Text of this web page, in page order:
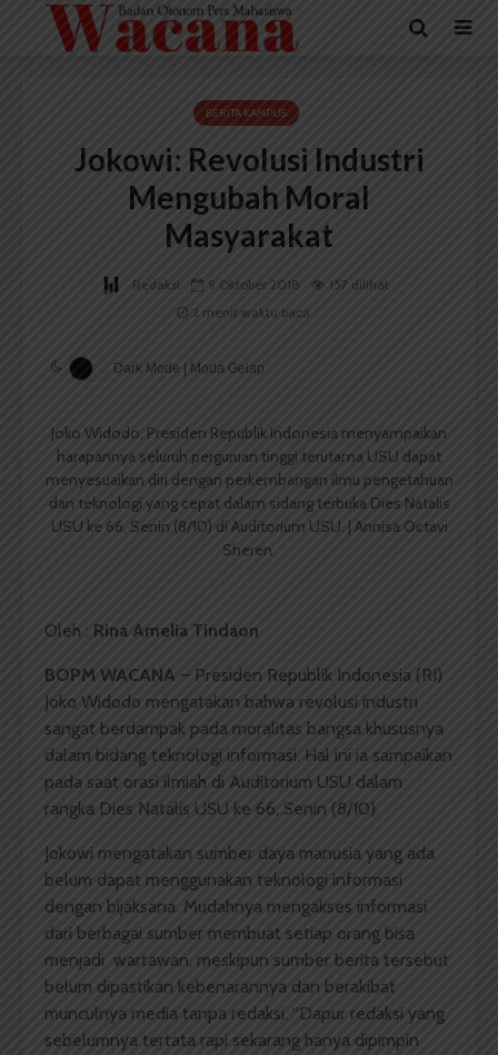
BERITA KAMPUS
Jokowi: Revolusi Industri
Mengubah Moral
Masyarakat
Redaksi 9 Oktober 2018
157 dilihat
2 menit waktu baca
Dark Mode | Moda Gelap
Joko Widodo, Presiden Republik Indonesia menyampaikan
harapannya seluruh perguruan tinggi terutama USU dapat
menyesuaikan diri dengan perkembangan ilmu pengetahuan
dan teknologi yang cepat dalam sidang terbuka Dies Natalis
USU ke 66, Senin (8/10) di Auditorium USU. | Annisa Octavi
Sheren.
Oleh : Rina Amelia Tindaon
BOPM WACANA – Presiden Republik Indonesia (RI)
Joko Widodo mengatakan bahwa revolusi industri
sangat berdampak pada moralitas bangsa khususnya
dalam bidang teknologi informasi. Hal ini ia sampaikan
pada saat orasi ilmiah di Auditorium USU dalam
rangka Dies Natalis USU ke 66, Senin (8/10).
Jokowi mengatakan sumber daya manusia yang ada
belum dapat menggunakan teknologi informasi
dengan bijaksana. Mudahnya mengakses informasi
dari berbagai sumber membuat setiap orang bisa
menjadi wartawan, meskipun sumber berita tersebut
belum dipastikan kebenarannya dan berakibat
munculnya media tanpa redaksi. “Dapur redaksi yang
sebelumnya tertata rapi sekarang hanya dipimpin